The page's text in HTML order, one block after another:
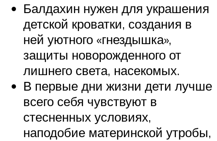
Балдахин нужен для украшения
детской кроватки, создания в
ней уютного «гнездышка»,
защиты новорожденного от
лишнего света, насекомых.
В первые дни жизни дети лучше
всего себя чувствуют в
стесненных условиях,
наподобие материнской утробы,